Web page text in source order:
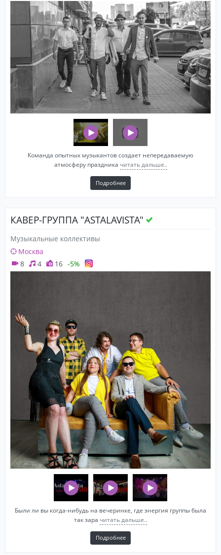
Команда опытных музыкантов создает непередаваемую
атмосферу праздника читать дальше..
Подробнее
КАВЕР-ГРУППА "ASTALAVISTA"
Музыкальные коллективы
Москва
8
4 16 -5%
Были ли вы когда-нибудь на вечеринке, где энергия группы была
так зара читать дальше..
Подробнее